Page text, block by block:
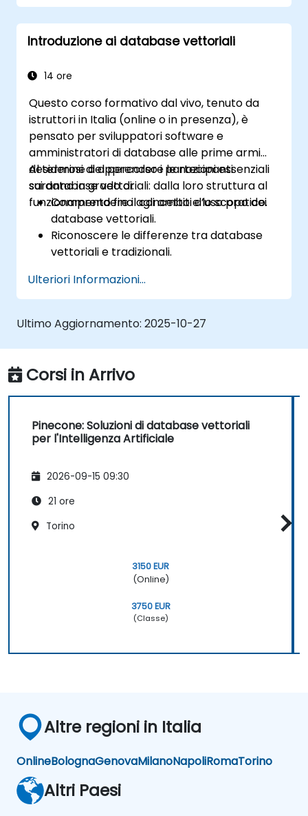
adatte ai dati ad alta dimensionalità.
Acquisire abilità per eseguire ricerche di
similarità in modo efficiente.
basi di dati vettoriali nei progetti legati al
Introduzione ai database vettoriali
14 ore
Questo corso formativo dal vivo, tenuto da
istruttori in Italia (online o in presenza), è
pensato per sviluppatori software e
amministratori di database alle prime armi
desiderosi di apprendere le nozioni essenziali
sui database vettoriali: dalla loro struttura al
funzionamento fino agli ambiti d’uso pratico.
Al termine del percorso i partecipanti
saranno in grado di:
Comprendere il concetto e lo scopo dei
database vettoriali.
Riconoscere le differenze tra database
vettoriali e tradizionali.
creare e gestire dati vettoriali.
Eseguire semplici ricerche di somiglianza.
Riconoscere il ruolo cruciale dei database
vettoriali nelle applicazioni AI.
Ulteriori Informazioni...
Ultimo Aggiornamento: 2025-10-27
Corsi in Arrivo
Pinecone: Soluzioni di database vettoriali
per l'Intelligenza Artificiale
2026-09-15 09:30
21 ore
Torino
3150 EUR
(Online)
3750 EUR
(Classe)
Altre regioni in Italia
OnlineBolognaGenovaMilanoNapoliRomaTorino
Altri Paesi